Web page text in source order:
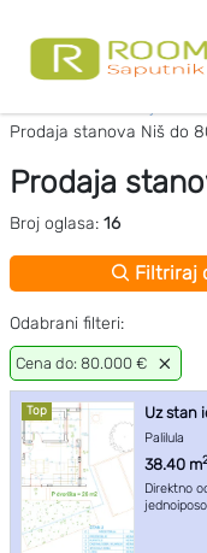
Prodaja stanova Niš do
Prodaja
Broj oglasa: 16
Filtriraj
Odabrani filteri:
Cena do: 80.000 €
Top Uz stan
Palilula
38.40 m2
Direktno